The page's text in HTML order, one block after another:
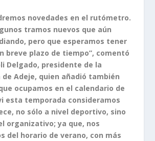
novedades en el rutómetro.
tramos nuevos que aún
pero que esperamos tener
breve plazo de tiempo”, comentó
Delgado, presidente de la
de Adeje, quien añadió también
ocupamos en el calendario de
esta temporada consideramos
no sólo a nivel deportivo, sino
organizativo; ya que, nos
del horario de verano, con más